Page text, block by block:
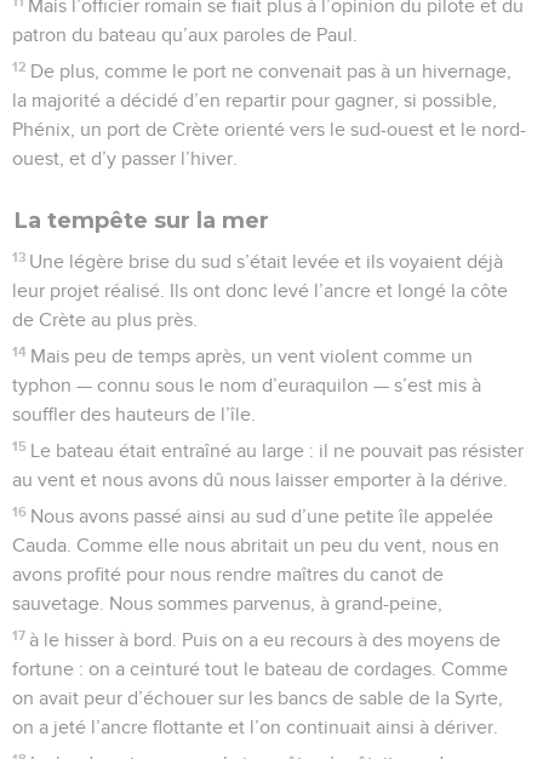
Mais l’officier romain se fiait plus à l’opinion du pilote et du
patron du bateau qu’aux paroles de Paul.
12 De plus, comme le port ne convenait pas à un hivernage,
la majorité a décidé d’en repartir pour gagner, si possible,
Phénix, un port de Crète orienté vers le sud-ouest et le nord-
ouest, et d’y passer l’hiver.
La tempête sur la mer
13 Une légère brise du sud s’était levée et ils voyaient déjà
leur projet réalisé. Ils ont donc levé l’ancre et longé la côte
de Crète au plus près.
14 Mais peu de temps après, un vent violent comme un
typhon — connu sous le nom d’euraquilon — s’est mis à
souffler des hauteurs de l’île.
15 Le bateau était entraîné au large : il ne pouvait pas résister
au vent et nous avons dû nous laisser emporter à la dérive.
16 Nous avons passé ainsi au sud d’une petite île appelée
Cauda. Comme elle nous abritait un peu du vent, nous en
avons profité pour nous rendre maîtres du canot de
sauvetage. Nous sommes parvenus, à grand-peine,
17 à le hisser à bord. Puis on a eu recours à des moyens de
fortune : on a ceinturé tout le bateau de cordages. Comme
on avait peur d’échouer sur les bancs de sable de la Syrte,
on a jeté l’ancre flottante et l’on continuait ainsi à dériver.